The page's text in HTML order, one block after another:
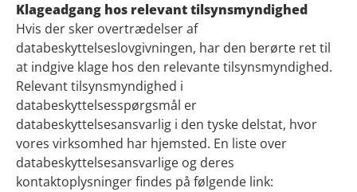
Klageadgang hos relevant tilsynsmyndighed
Hvis der sker overtrædelser af
databeskyttelseslovgivningen, har den berørte ret til
at indgive klage hos den relevante tilsynsmyndighed.
Relevant tilsynsmyndighed i
databeskyttelsesspørgsmål er
databeskyttelsesansvarlig i den tyske delstat, hvor
vores virksomhed har hjemsted. En liste over
databeskyttelsesansvarlige og deres
kontaktoplysninger findes på følgende link: